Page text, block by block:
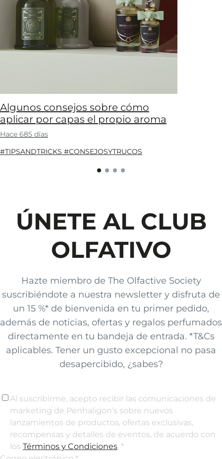
Algunos consejos sobre cómo
aplicar por capas el propio aroma
Hace 685 días
#TIPSANDTRICKS #CONSEJOSYTRUCOS
ÚNETE AL CLUB
OLFATIVO
Hazte miembro de The Olfactive Society
suscribiéndote a nuestra newsletter y disfruta de
un 15 %* de bienvenida en tu primer pedido,
además de noticias, ofertas y regalos perfumados
directamente en tu bandeja de entrada. *T&Cs
aplicables. Tener un gusto excepcional no pasa
desapercibido, ¿sabes?
Al suscribirme, acepto recibir las comunicaciones de
marketing de Penhaligon’s sobre nuevos
lanzamientos de productos, ofertas exclusivas,
recompensas y detalles de eventos, de acuerdo con
los Términos y Condiciones. *